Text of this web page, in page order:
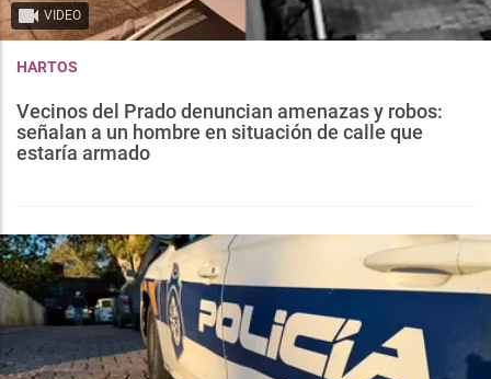
VIDEO
HARTOS
Vecinos del Prado denuncian amenazas y robos:
señalan a un hombre en situación de calle que
estaría armado